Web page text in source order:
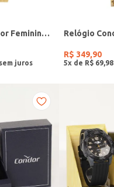
Relógio Condor Feminino DOURADO
R$ 349,90
5x de R$ 69 98